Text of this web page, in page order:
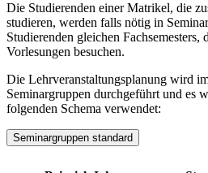
Die Studierenden einer Matrikel, die
studieren, werden falls nötig in
Studierenden gleichen Fachsemesters,
Vorlesungen besuchen.
Die Lehrveranstaltungsplanung wird
Seminargruppen durchgeführt und es
folgenden Schema verwendet:
Seminargruppen standard